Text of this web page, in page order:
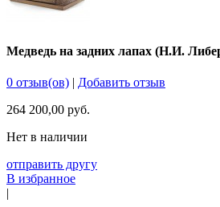
Медведь на задних лапах (Н.И.
0 отзыв(ов) | Добавить отзыв
264 200,00 руб.
Нет в наличии
отправить другу
В избранное
|